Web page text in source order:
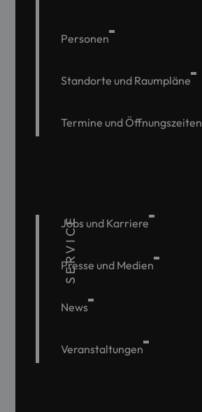
Personen
Standorte und Raumpläne
Termine und Öffnungszeiten
SERVICE
Jobs und Karriere
Presse und Medien
News
Veranstaltungen